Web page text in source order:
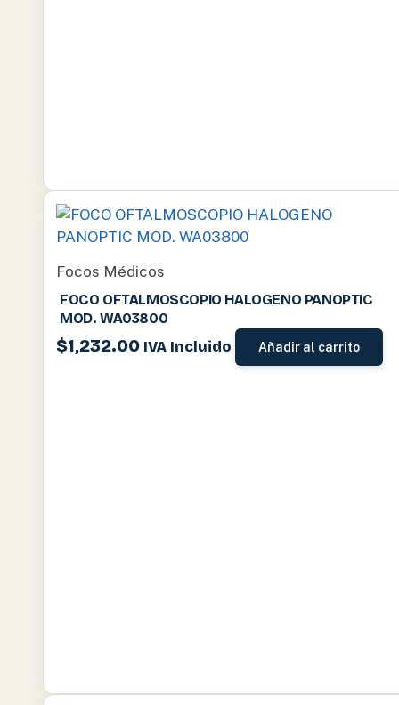
Focos Médicos
FOCO OFTALMOSCOPIO HALOGENO PANOPTIC
MOD. WA03800
$1,232.00 IVA Incluido Añadir al carrito